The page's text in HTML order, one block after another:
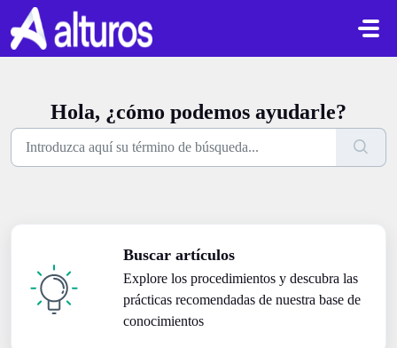
Saltar al contenido principal
Hola, ¿cómo podemos ayudarle?
Buscar artículos
Explore los procedimientos y descubra las
prácticas recomendadas de nuestra base de
conocimientos